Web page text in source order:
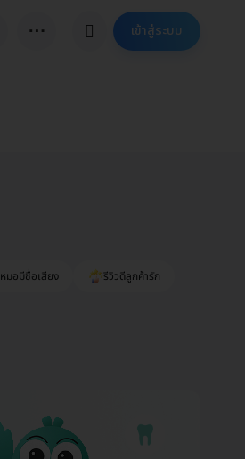
⋯ เข้าสู่ระบบ
หมอมีชื่อเสียง
รีวิวดีลูกค้ารัก